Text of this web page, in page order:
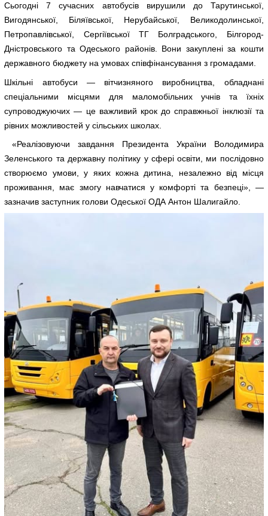
Сьогодні 7 сучасних автобусів вирушили до Тарутинської,
Вигодянської, Біляївської, Нерубайської, Великодолинської,
Петропавлівської, Сергіївської ТГ Болградського, Білгород-
Дністровського та Одеського районів. Вони закуплені за кошти
державного бюджету на умовах співфінансування з громадами.
Шкільні автобуси — вітчизняного виробництва, обладнані
спеціальними місцями для маломобільних учнів та їхніх
супроводжуючих — це важливий крок до справжньої інклюзії та
рівних можливостей у сільських школах.
«Реалізовуючи завдання Президента України Володимира
Зеленського та державну політику у сфері освіти, ми послідовно
створюємо умови, у яких кожна дитина, незалежно від місця
проживання, має змогу навчатися у комфорті та безпеці», —
зазначив заступник голови Одеської ОДА Антон Шалигайло.